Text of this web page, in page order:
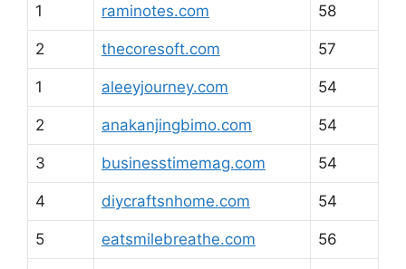
1 raminotes.com 58
2 thecoresoft.com 57
1 aleeyjourney.com 54
2 anakanjingbimo.com 54
3 businesstimemag.com 54
4 diycraftsnhome.com 54
5 eatsmilebreathe.com 56